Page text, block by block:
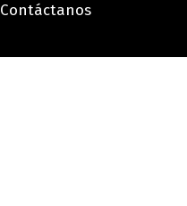
Contáctanos